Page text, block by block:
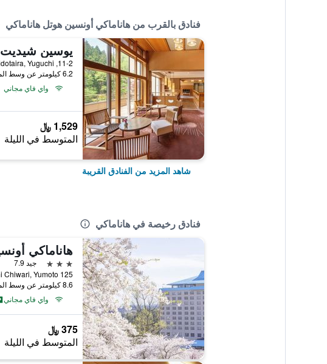
فنادق بالقرب من هاناماكي أونسين هوتل هاناماكي
يوسين شيديت
11-2, Shidotaira, Yuguchi, هاناماكي, اليابان
6.2 كيلومتر عن وسط المدينة
واي فاي مجاني
1,529 ﷼
المتوسط في الليلة
شاهد المزيد من الفنادق القريبة
فنادق رخيصة في هاناماكي
3 نجوم
جيد 7.9
125 Daiichi Chiwari, Yumoto, هاناماكي, اليابان
8.6 كيلومتر عن وسط المدينة
واي فاي مجاني
375 ﷼
المتوسط في الليلة